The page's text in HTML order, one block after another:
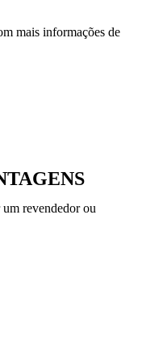
mais informações de
um revendedor ou